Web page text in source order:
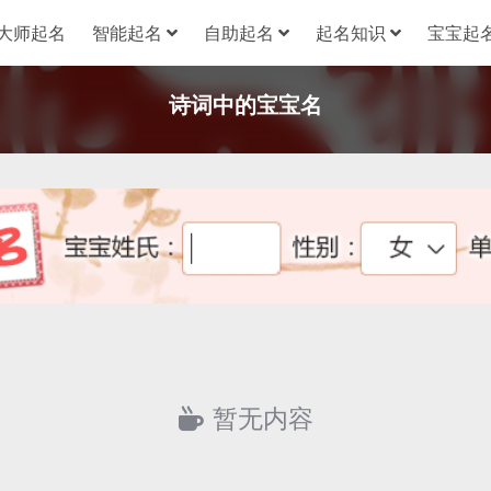
师起名 智能起名 自助起名 起名知识 宝宝起
诗词中的宝宝名
暂无内容